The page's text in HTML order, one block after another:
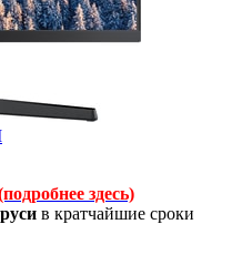
здесь)
в кратчайшие сроки